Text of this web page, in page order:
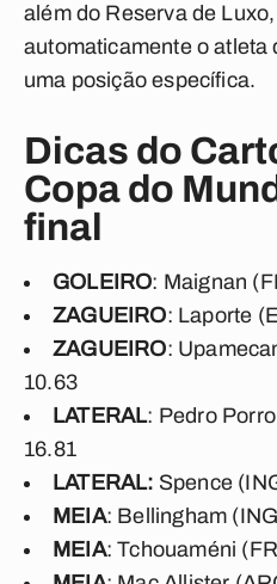
além do Reserva de
automaticamente o atleta
uma posição específica.
Dicas do
Copa do
final
GOLEIRO: Maignan
ZAGUEIRO: Laporte
ZAGUEIRO:
10.63
LATERAL: Pedro
16.81
LATERAL: Spence
MEIA: Bellingham
MEIA: Tchouaméni